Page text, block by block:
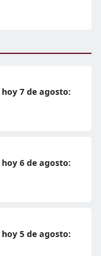
7 de agosto:
6 de agosto:
5 de agosto: